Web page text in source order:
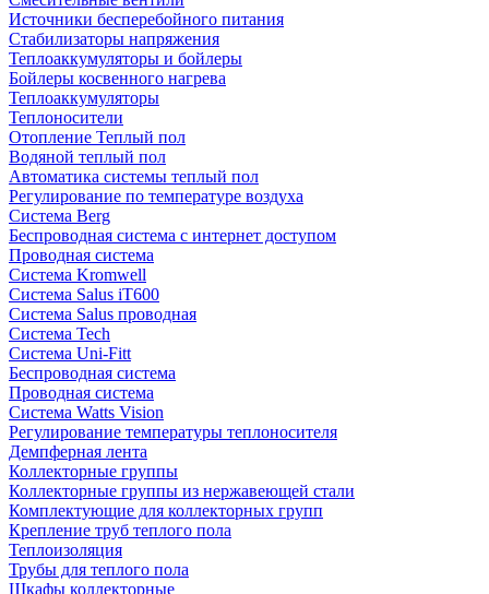
Источники бесперебойного питания
Стабилизаторы напряжения
Теплоаккумуляторы и бойлеры
Бойлеры косвенного нагрева
Теплоаккумуляторы
Теплоносители
Отопление Теплый пол
Водяной теплый пол
Автоматика системы теплый пол
Регулирование по температуре воздуха
Система Berg
Беспроводная система с интернет доступом
Проводная система
Система Kromwell
Система Salus iT600
Система Salus проводная
Система Tech
Система Uni-Fitt
Беспроводная система
Проводная система
Система Watts Vision
Регулирование температуры теплоносителя
Демпферная лента
Коллекторные группы
Коллекторные группы из нержавеющей стали
Комплектующие для коллекторных групп
Крепление труб теплого пола
Теплоизоляция
Трубы для теплого пола
Шкафы коллекторные